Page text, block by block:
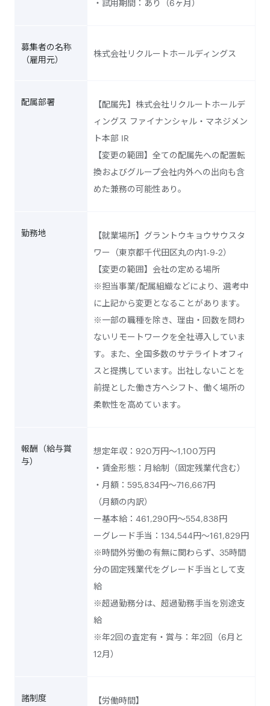
・試用期間：あり（6ヶ月）
募集者の名称
（雇用元）
株式会社リクルートホールディングス
配属部署 【配属先】 株式会社リクルートホールデ
ィングス ファイナンシャル・マネジメン
ト本部 IR
【変更の範囲】全ての配属先への配置転
換およびグループ会社内外への出向も含
めた兼務の可能性あり。
勤務地
【就業場所】グラントウキョウサウスタ
ワー（東京都千代田区丸の内1-9-2）
【変更の範囲】会社の定める場所
※担当事業/配属組織などにより、選考中
に上記から変更となることがあります。
※一部の職種を除き、理由・回数を問わ
ないリモートワークを全社導入していま
す。また、全国多数のサテライトオフィ
スと提携しています。出社しないことを
前提とした働き方へシフト、働く場所の
柔軟性を高めています。
報酬（給与賞
与）
想定年収：920万円～1,100万円
・賃金形態：月給制（固定残業代含む）
・月額：595,834円～716,667円
（月額の内訳）
ー基本給：461,290円～554,838円
ーグレード手当：134,544円～161,829円
※時間外労働の有無に関わらず、35時間
分の固定残業代をグレード手当として支
給
※超過勤務分は、超過勤務手当を別途支
給
※年2回の査定有・賞与：年2回（6月と
12月）
諸制度
【労働時間】